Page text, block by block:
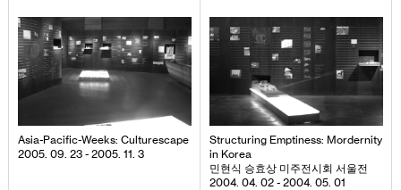
Asia-Pacific-Weeks: Culturescape
2005. 09. 23 - 2005. 11. 3
Structuring Emptiness: Mordernity
in Korea
민현식 승효상 미주전시회 서울전
2004. 04. 02 - 2004. 05. 01